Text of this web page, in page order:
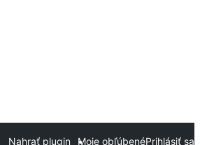
Nahrať plugin Moje obľúbenéPrihlásiť sa